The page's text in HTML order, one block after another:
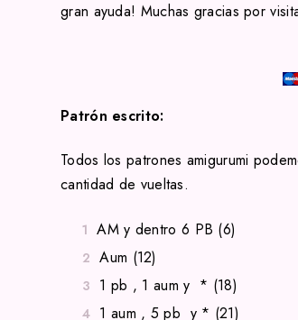
gran ayuda! Muchas gracias por
Patrón escrito:
Todos los patrones amigurumi
cantidad de vueltas.
AM y dentro 6 PB (6)
Aum (12)
1 pb , 1 aum y * (18)
1 aum , 5 pb y * (21)